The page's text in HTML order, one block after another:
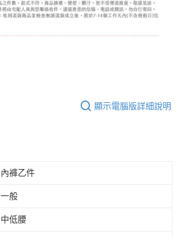
顯示電腦版詳細說明
內褲乙件
一般
中低腰